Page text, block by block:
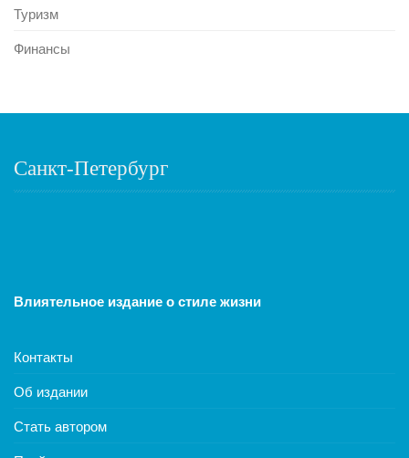
Туризм
Финансы
Санкт-Петербург
Влиятельное издание о стиле жизни
Контакты
Об издании
Стать автором